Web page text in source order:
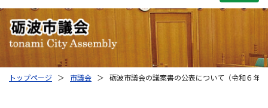
トップページ ＞ 市議会 ＞ 砺波市議会の議案書の公表について（令和６年